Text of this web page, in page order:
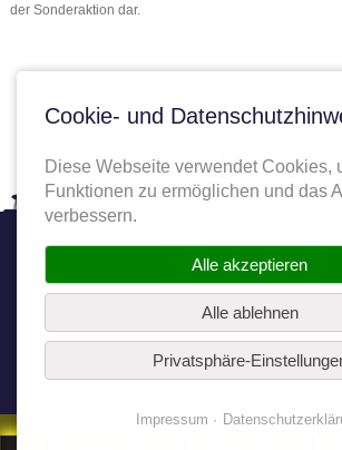
der Sonderaktion dar.
TwitterFacebook
Cookie- und
Diese Webseite verwendet Cookies,
Funktionen zu ermöglichen und das
verbessern.
Alle akzeptieren
Alle ablehnen
Privatsphäre-
Impressum